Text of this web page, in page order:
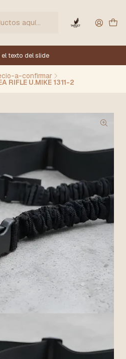
el texto del slide
a-confirmar
RIFLE U.MIKE 1311-2